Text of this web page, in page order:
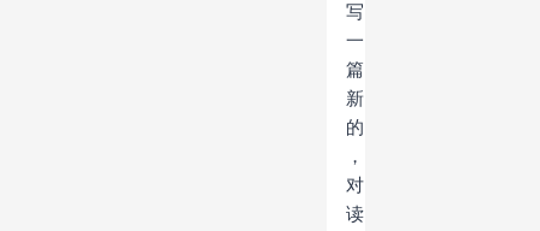
写
一
篇
新
的
，
对
读